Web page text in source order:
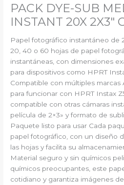
PACK DYE-SUB
INSTANT 20X 2X3″
Papel fotográfico instantáneo de
20, 40 o 60 hojas de papel
instantáneas, con dimensiones
para dispositivos como HPRT
Compatible con múltiples
para funcionar con HPRT Instax
compatible con otras cámaras
película de 2×3» y formato de
Paquete listo para usar Cada
papel fotográfico, con un diseño
las hojas y facilita su
Material seguro y sin químicos
químicos preocupantes, este
cotidiano y garantiza imágenes